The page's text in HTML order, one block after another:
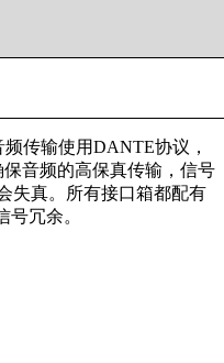
传输使用DANTE协议，
音频的高保真传输，信号
失真。所有接口箱都配有
号冗余。